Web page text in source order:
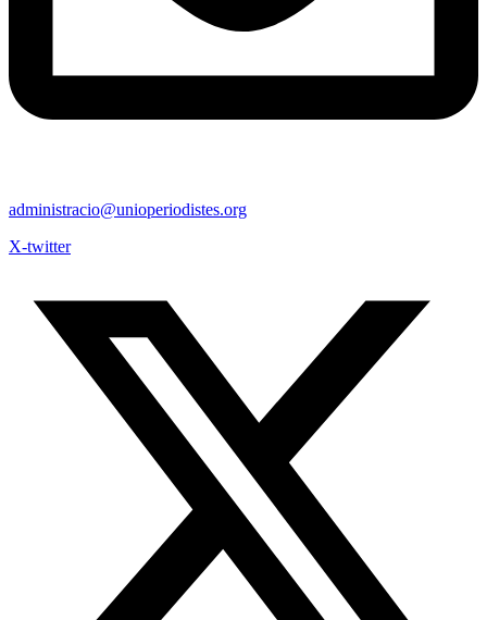
administracio@unioperiodistes.org
X-twitter